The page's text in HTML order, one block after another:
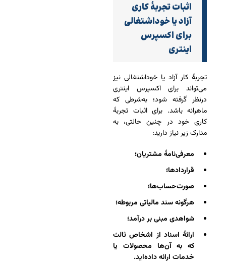
اثبات تجربۀ کاری
آزاد یا خوداشتغالی
برای اکسپرس
اینتری
تجربۀ کار آزاد یا خوداشتغالی نیز
می‌تواند برای اکسپرس اینتری
درنظر گرفته شود؛ به‌شرطی که
ماهرانه باشد. برای اثبات تجربۀ
کاری خود در چنین حالتی، به
مدارک زیر نیاز دارید:
معرفی‌نامۀ مشتریان؛
قراردادها؛
صورت‌حساب‌ها؛
هرگونه سند مالیاتی مربوطه؛
شواهدی مبنی بر درآمد؛
ارائۀ اسناد از اشخاص ثالث
که به آن‌ها محصولات یا
خدمات ارائه داده‌اید.